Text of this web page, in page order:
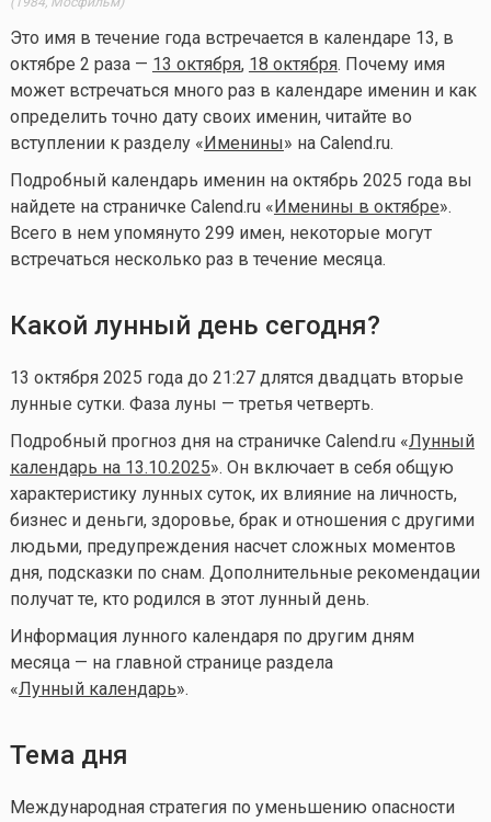
Это имя в течение года встречается в календаре 13, в
октябре 2 раза — 13 октября, 18 октября. Почему имя
может встречаться много раз в календаре именин и как
определить точно дату своих именин, читайте во
вступлении к разделу « Именины» на Calend.ru.
Подробный календарь именин на октябрь 2025 года вы
найдете на страничке Calend.ru « Именины в октябре».
Всего в нем упомянуто 299 имен, некоторые могут
встречаться несколько раз в течение месяца.
Какой лунный день сегодня?
13 октября 2025 года до 21:27 длятся двадцать вторые
лунные сутки. Фаза луны — третья четверть.
Подробный прогноз дня на страничке Calend.ru «Лунный
календарь на 13.10.2025». Он включает в себя общую
характеристику лунных суток, их влияние на личность,
бизнес и деньги, здоровье, брак и отношения с другими
людьми, предупреждения насчет сложных моментов
дня, подсказки по снам. Дополнительные рекомендации
получат те, кто родился в этот лунный день.
Информация лунного календаря по другим дням
месяца — на главной странице раздела
«Лунный календарь».
Тема дня
Международная стратегия по уменьшению опасности